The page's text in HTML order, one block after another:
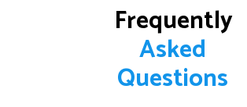
Frequently
Asked
Questions